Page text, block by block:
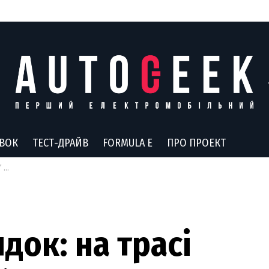
ТЕСТ-ДРАЙВ FORMULA E ПРО ПРОЕКТ
на трасі